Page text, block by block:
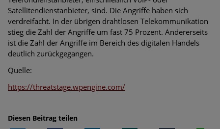
Satellitendienstanbieter, sind. Die Angriffe haben sich
verdreifacht. In der übrigen drahtlosen Telekommunikation
stieg die Zahl der Angriffe um fast 75 Prozent. Andererseits
ist die Zahl der Angriffe im Bereich des digitalen Handels
deutlich zurückgegangen.
Quelle:
https://threatstage.wpengine.com/
Diesen Beitrag teilen